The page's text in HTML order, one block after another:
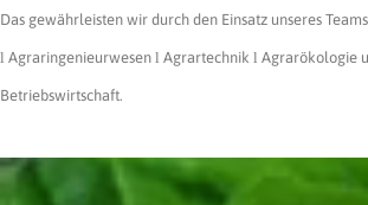
Das gewährleisten wir durch den Einsatz unseres
l Agraringenieurwesen l Agrartechnik l Agrarökologie
Betriebswirtschaft.